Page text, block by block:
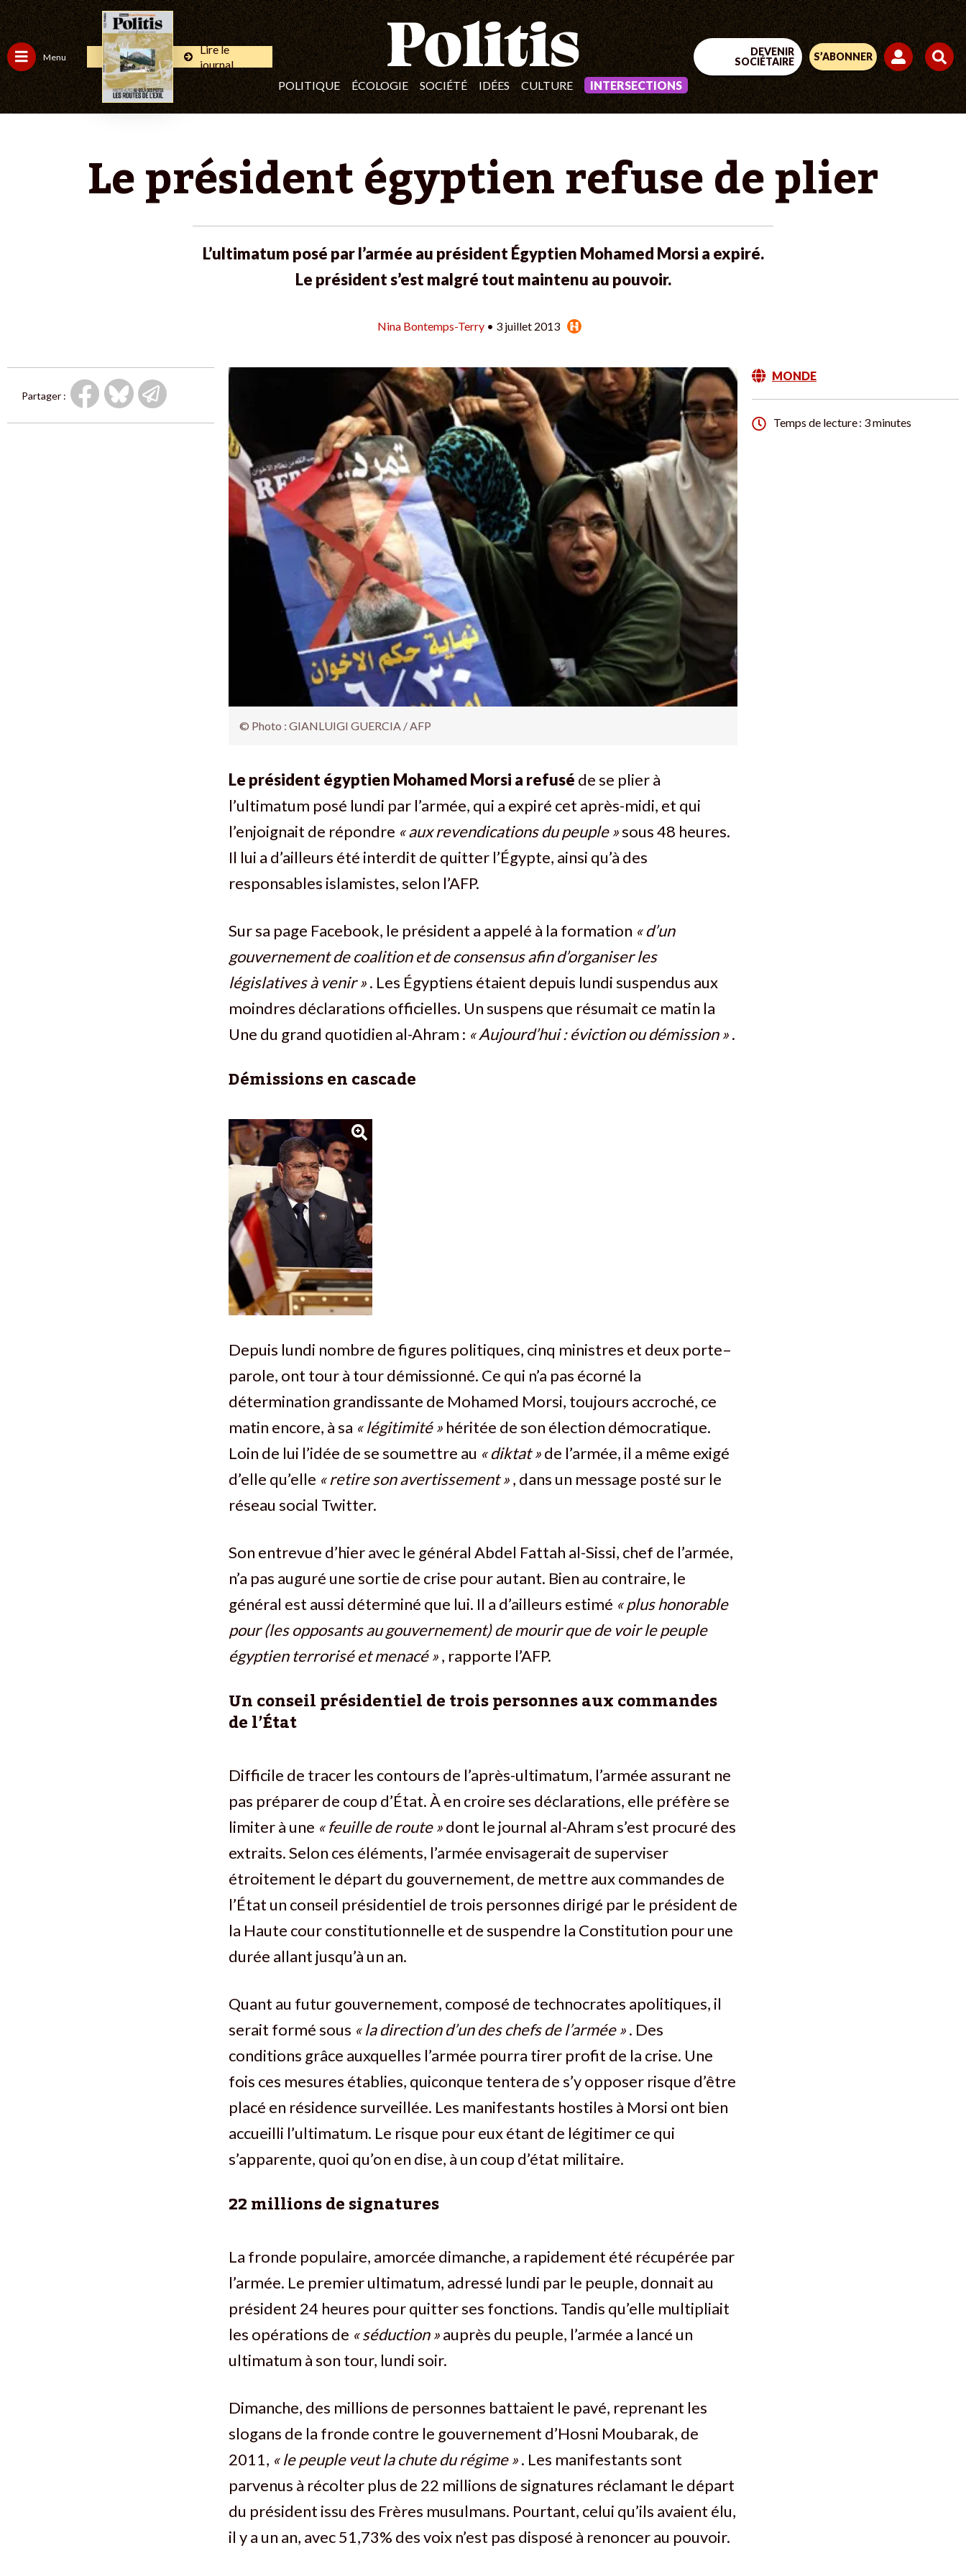
Menu
Lire le
journal
POLITIQUE
ÉCOLOGIE SOCIÉTÉ IDÉES CULTURE INTERSECTIONS
DEVENIR
SOCIÉTAIRE
S’ABONNER
Le président égyptien refuse de plier
L’ultimatum posé par l’armée au président Égyptien Mohamed Morsi a expiré.
Le président s’est malgré tout maintenu au pouvoir.
Nina Bontemps-Terry • 3 juillet 2013
Partager :
© Photo : GIANLUIGI GUERCIA / AFP
Le président égyptien Mohamed Morsi a refusé de se plier à
l’ultimatum posé lundi par l’armée, qui a expiré cet après-midi, et qui
l’enjoignait de répondre « aux revendications du peuple »sous 48 heures.
Il lui a d’ailleurs été interdit de quitter l’Égypte, ainsi qu’à des
responsables islamistes, selon l’AFP.
Sur sa page Facebook, le président a appelé à la formation « d’un
gouvernement de coalition et de consensus afin d’organiser les
législatives à venir ». Les Égyptiens étaient depuis lundi suspendus aux
moindres déclarations officielles. Un suspens que résumait ce matin la
Une du grand quotidien al-Ahram : « Aujourd’hui : éviction ou démission ».
Démissions en cascade
Depuis lundi nombre de figures politiques, cinq ministres et deux porte–
parole, ont tour à tour démissionné. Ce qui n’a pas écorné la
détermination grandissante de Mohamed Morsi, toujours accroché, ce
matin encore, à sa « légitimité » héritée de son élection démocratique.
Loin de lui l’idée de se soumettre au « diktat »de l’armée, il a même exigé
d’elle qu’elle « retire son avertissement », dans un message posté sur le
réseau social Twitter.
Son entrevue d’hier avec le général Abdel Fattah al-Sissi, chef de l’armée,
n’a pas auguré une sortie de crise pour autant. Bien au contraire, le
général est aussi déterminé que lui. Il a d’ailleurs estimé « plus honorable
pour (les opposants au gouvernement) de mourir que de voir le peuple
égyptien terrorisé et menacé », rapporte l’AFP.
Un conseil présidentiel de trois personnes aux commandes
de l’État
Difficile de tracer les contours de l’après-ultimatum, l’armée assurant ne
pas préparer de coup d’État. À en croire ses déclarations, elle préfère se
limiter à une « feuille de route »dont le journal al-Ahram s’est procuré des
extraits. Selon ces éléments, l’armée envisagerait de superviser
étroitement le départ du gouvernement, de mettre aux commandes de
l’État un conseil présidentiel de trois personnes dirigé par le président de
la Haute cour constitutionnelle et de suspendre la Constitution pour une
durée allant jusqu’à un an.
Quant au futur gouvernement, composé de technocrates apolitiques, il
serait formé sous « la direction d’un des chefs de l’armée ». Des
conditions grâce auxquelles l’armée pourra tirer profit de la crise. Une
fois ces mesures établies, quiconque tentera de s’y opposer risque d’être
placé en résidence surveillée. Les manifestants hostiles à Morsi ont bien
accueilli l’ultimatum. Le risque pour eux étant de légitimer ce qui
s’apparente, quoi qu’on en dise, à un coup d’état militaire.
22 millions de signatures
La fronde populaire, amorcée dimanche, a rapidement été récupérée par
l’armée. Le premier ultimatum, adressé lundi par le peuple, donnait au
président 24 heures pour quitter ses fonctions. Tandis qu’elle multipliait
les opérations de « séduction »auprès du peuple, l’armée a lancé un
ultimatum à son tour, lundi soir.
Dimanche, des millions de personnes battaient le pavé, reprenant les
slogans de la fronde contre le gouvernement d’Hosni Moubarak, de
2011, « le peuple veut la chute du régime ». Les manifestants sont
parvenus à récolter plus de 22 millions de signatures réclamant le départ
du président issu des Frères musulmans. Pourtant, celui qu’ils avaient élu,
il y a un an, avec 51,73% des voix n’est pas disposé à renoncer au pouvoir.
MONDE
Temps de lecture : 3 minutes